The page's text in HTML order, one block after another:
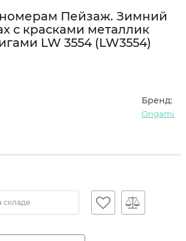
Пейзаж. Зимний
с красками металлик
LW 3554 (LW3554)
Бренд:
Origami
складе